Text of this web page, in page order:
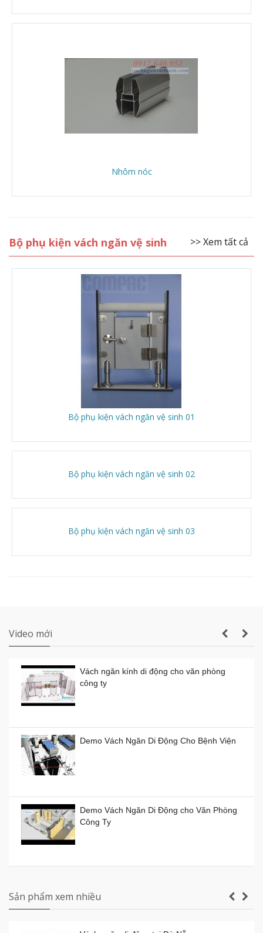
Nhôm nóc
Bộ phụ kiện vách ngăn vệ sinh >> Xem tất cả
Bộ phụ kiện vách ngăn vệ sinh 01
Bộ phụ kiện vách ngăn vệ sinh 02
Bộ phụ kiện vách ngăn vệ sinh 03
Video mới
Composite giá rẻ TPHCM
Sản xuất VÁCH NGĂN DI ĐỘNG nhà hàng
Vách ngăn kính di động cho văn phòng
công ty
Demo Vách Ngăn Di Động Cho Bệnh Viện
Demo Vách Ngăn Di Động cho Văn Phòng
Công Ty
Composite giá rẻ TPHCM
Sản phẩm xem nhiều
Vách ngăn kính di động giá rẻ
Giá:0đ
Vách ngăn xếp di động ở TP HCM giá bao
nhiêu tiền?
Giá:0đ
Vách ngăn di động Hồ Chí Minh